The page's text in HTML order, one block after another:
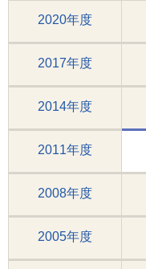
2020年度
2017年度
2014年度
2011年度
2008年度
2005年度